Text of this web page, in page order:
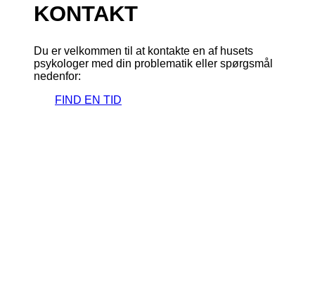
KONTAKT
Du er velkommen til at kontakte en af husets
psykologer med din problematik eller spørgsmål
nedenfor:
FIND EN TID